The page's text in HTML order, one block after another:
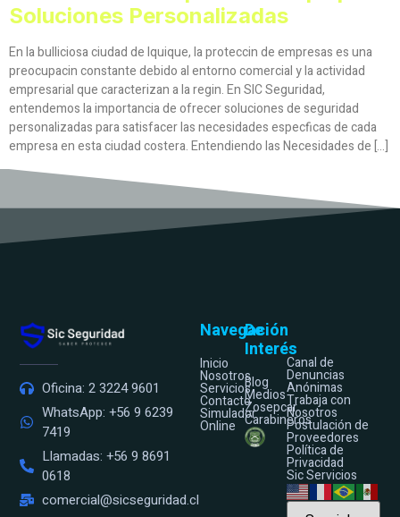
Soluciones Personalizadas
En la bulliciosa ciudad de Iquique, la proteccin de empresas es una
preocupacin constante debido al entorno comercial y la actividad
empresarial que caracterizan a la regin. En SIC Seguridad,
entendemos la importancia de ofrecer soluciones de seguridad
personalizadas para satisfacer las necesidades especficas de cada
empresa en esta ciudad costera. Entendiendo las Necesidades de […]
Oficina: 2 3224 9601
WhatsApp: +56 9 6239
7419
Llamadas: +56 9 8691
0618
comercial@sicseguridad.cl
Navegación
Inicio
Nosotros
Servicios
Contacto
Simulador
Online
De
Interés
Blog
Medios
Zosepcar
Carabineros
Canal de
Denuncias
Anónimas
Trabaja con
Nosotros
Postulación de
Proveedores
Política de
Privacidad
Sic Servicios